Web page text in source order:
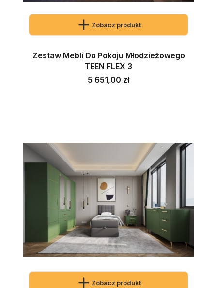
Zobacz produkt
Zestaw Mebli Do Pokoju Młodzieżowego
TEEN FLEX 3
Cena
5 651,00 zł
Zobacz produkt